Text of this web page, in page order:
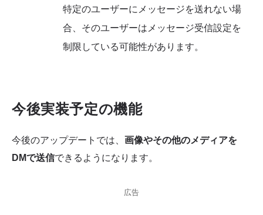
特定のユーザーにメッセージを送れない場
合、そのユーザーはメッセージ受信設定を
制限している可能性があります。
今後実装予定の機能
今後のアップデートでは、 画像やその他のメディアを
DMで送信できるようになります。
広告